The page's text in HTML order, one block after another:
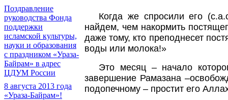
Поздравление
руководства Фонда
поддержки
исламской культуры,
науки и образования
с праздником «Ураза-
Байрам» в адрес
ЦДУМ России
8 августа 2013 года
«Ураза-Байрам»!
Когда же спросили его
найдем, чем накормить
даже тому, кто преподнесет
воды или молока!»
Это месяц – начало
завершение Рамазана
подопечному – простит его